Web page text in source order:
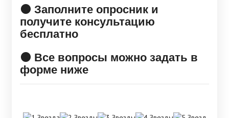
🟠 Заполните опросник и
получите консультацию
бесплатно
🟠 Все вопросы можно задать в
форме ниже